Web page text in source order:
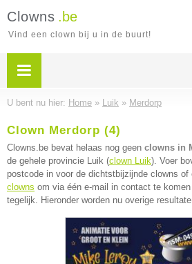
Clowns .be
Vind een clown bij u in de buurt!
U bent nu hier: Home » Luik » Merdorp
Clown Merdorp (4)
Clowns.be bevat helaas nog geen clowns in
de gehele provincie Luik (clown Luik). Voer
postcode in voor de dichtstbijzijnde clowns of
clowns om via één e-mail in contact te
tegelijk. Hieronder worden nu overige